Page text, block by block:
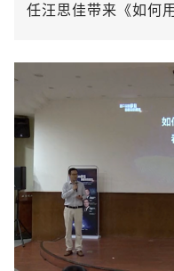
任汪思佳带来《如何